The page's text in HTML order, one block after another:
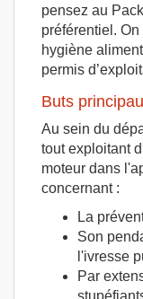
pensez au
préférentiel.
hygiène
permis
Buts
Au sein du
tout exploitant
moteur dans
concernant :
La
Son
l'ivresse
Par